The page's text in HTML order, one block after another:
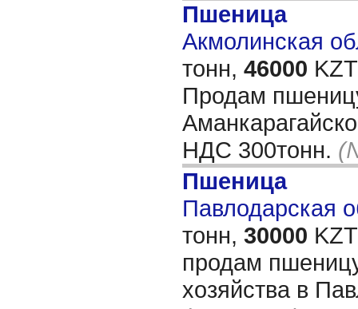
Пшеница
Акмолинская
тонн, 46000
Продам
НДС 300тонн.
Пшеница
Павлодарская
тонн, 30000
продам
хозяйства в